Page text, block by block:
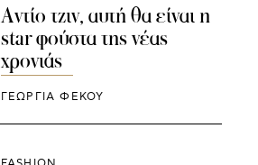
Αντίο τζιν, αυτή θα είναι η
star φούστα της νέας
χρονιάς
ΓΕΩΡΓΙΑ ΦΕΚΟΥ